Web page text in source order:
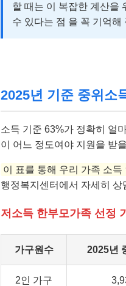
할 때는 이 복잡한 계산을
수 있다는 점 을 꼭 기억해
2025년 기준 중위소
소득 기준 63%가 정확히 얼
이 어느 정도여야 지원을 받
이 표를 통해 우리 가족 소
행정복지센터에서 자세히 상
저소득 한부모가족 선정
가구원수 2025년
2인 가구